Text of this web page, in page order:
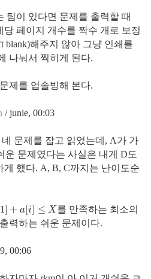
팀이 있다면 문제를 출력할 때
페이지 개수를 짝수 개로 보정
blank)해주지 않아 그냥 인쇄를
나눠서 찍히게 된다.
제를 업솔빙해 본다.
/ junie, 00:03
문제를 잡고 읽었는데, A가 가
운 문제였다는 사실은 내게 D도
했다. A, B, C까지는 난이도순
1] + a i ≤ X
+a [i]≤X 를 만족하는 최소의
력하는 쉬운 문제이다.
00:06